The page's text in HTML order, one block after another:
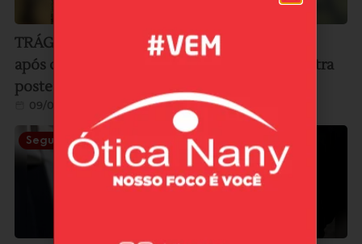
TRÁGICO: Mulher morre e duas ficam feridas
após carro sair da pista na SC-436 e bater contra
poste em Laguna
09/08/2026
Segurança